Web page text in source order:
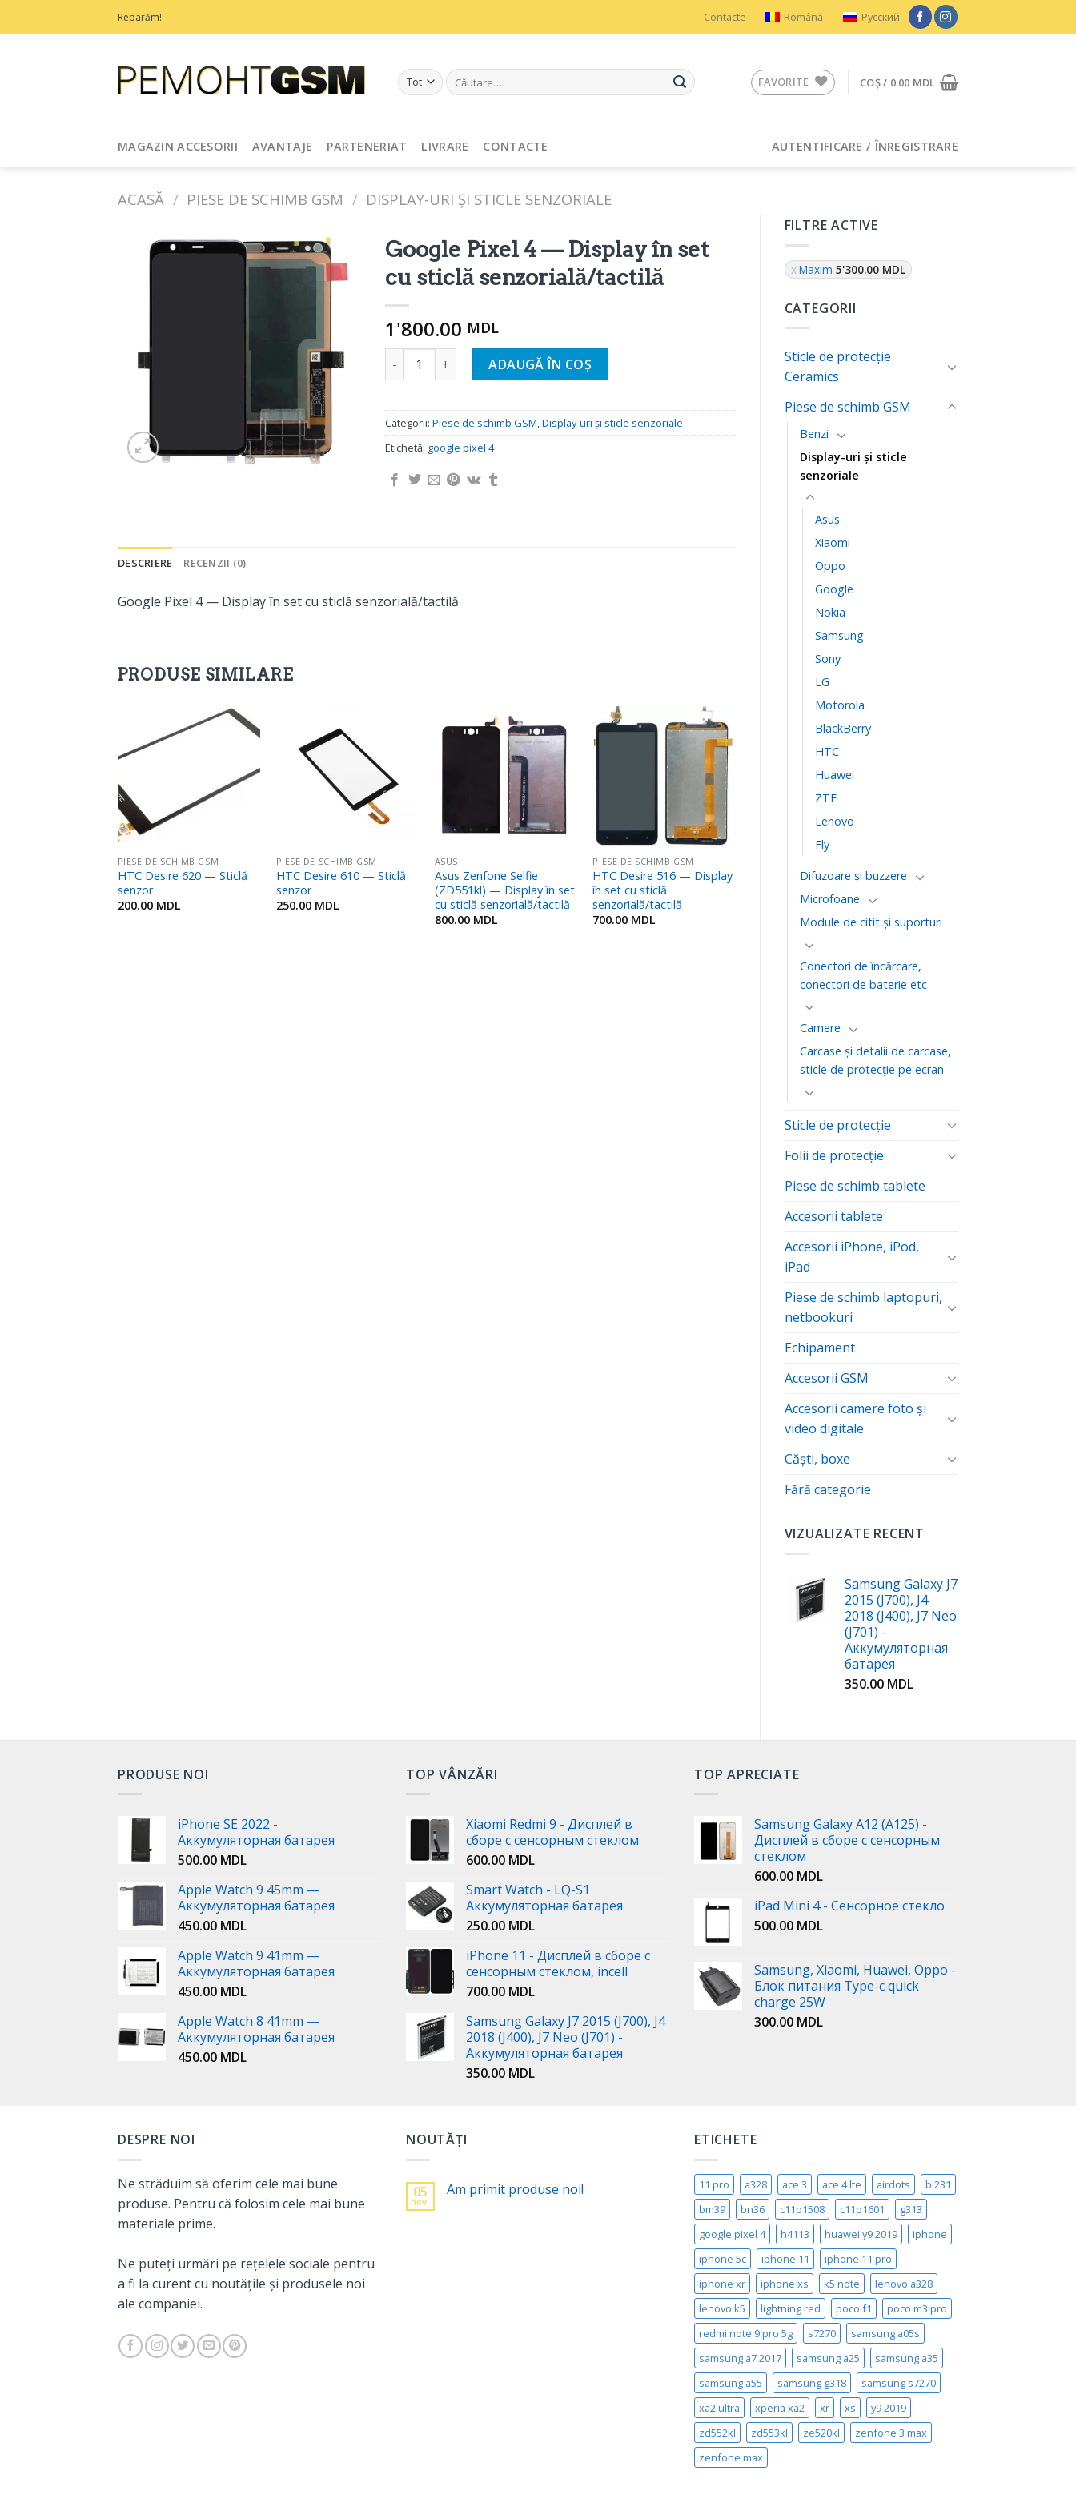
la
Reparăm! Contacte Română Русский
Caută
după:
FAVORITE COȘ / 0.00 MDL
MAGAZIN ACCESORII AVANTAJE PARTENERIAT LIVRARE CONTACTE AUTENTIFICARE / ÎNREGISTRARE
ACASĂ / PIESE DE SCHIMB GSM / DISPLAY-URI ȘI STICLE SENZORIALE
FILTRE ACTIVE
Maxim 5'300.00 MDL
CATEGORII
Sticle de protecție
Ceramics
Piese de schimb GSM
Benzi
Display-uri și sticle
senzoriale
Asus
Xiaomi
Oppo
Google
Nokia
Samsung
Sony
LG
Motorola
BlackBerry
HTC
Huawei
ZTE
Lenovo
Fly
Difuzoare și buzzere
Microfoane
Module de citit și suporturi
Conectori de încărcare,
conectori de baterie etc
Camere
Carcase şi detalii de carcase,
sticle de protecţie pe ecran
Sticle de protecție
Folii de protecţie
Piese de schimb tablete
Accesorii tablete
Accesorii iPhone, iPod,
iPad
Piese de schimb laptopuri,
netbookuri
Echipament
Accesorii GSM
Accesorii camere foto şi
video digitale
Căști, boxe
Fără categorie
VIZUALIZATE RECENT
Samsung Galaxy J7
2015 (J700), J4
2018 (J400), J7 Neo
(J701) -
Аккумуляторная
батарея
350.00 MDL
Adaugă
în
Google Pixel 4 — Display în set
cu sticlă senzorială/tactilă
1'800.00 MDL
Cantitate Google Pixel 4 - Дисплей в сборе с сенсорным стеклом
ADAUGĂ ÎN COȘ
Categorii: Piese de schimb GSM,Display-uri și sticle senzoriale
Etichetă: google pixel 4
DESCRIERE RECENZII (0)
Google Pixel 4 — Display în set cu sticlă senzorială/tactilă
PRODUSE SIMILARE
Favorite
PIESE DE SCHIMB GSM
HTC Desire 620 — Sticlă
senzor
200.00 MDL
Favorite
PIESE DE SCHIMB GSM
HTC Desire 610 — Sticlă
senzor
250.00 MDL
Adaugă
Favorite
ASUS
Asus Zenfone Selfie
(ZD551kl) — Display în set
cu sticlă senzorială/tactilă
800.00 MDL
Adaugă
în
Favorite
PIESE DE SCHIMB GSM
HTC Desire 516 — Display
în set cu sticlă
senzorială/tactilă
700.00 MDL
PRODUSE NOI
iPhone SE 2022 -
Аккумуляторная батарея
500.00 MDL
Apple Watch 9 45mm —
Аккумуляторная батарея
450.00 MDL
Apple Watch 9 41mm —
Аккумуляторная батарея
450.00 MDL
Apple Watch 8 41mm —
Аккумуляторная батарея
450.00 MDL
TOP VÂNZĂRI
Xiaomi Redmi 9 - Дисплей в
сборе с сенсорным стеклом
600.00 MDL
Smart Watch - LQ-S1
Аккумуляторная батарея
250.00 MDL
iPhone 11 - Дисплей в сборе с
сенсорным стеклом, incell
700.00 MDL
Samsung Galaxy J7 2015 (J700), J4
2018 (J400), J7 Neo (J701) -
Аккумуляторная батарея
350.00 MDL
TOP APRECIATE
Samsung Galaxy A12 (A125) -
Дисплей в сборе с сенсорным
стеклом
600.00 MDL
iPad Mini 4 - Сенсорное стекло
500.00 MDL
Samsung, Xiaomi, Huawei, Oppo -
Блок питания Type-c quick
charge 25W
300.00 MDL
DESPRE NOI
Ne străduim să oferim cele mai bune
produse. Pentru că folosim cele mai bune
materiale prime.
Ne puteți urmări pe rețelele sociale pentru
a fi la curent cu noutățile și produsele noi
ale companiei.
NOUTĂȚI
05
nov.
Am primit produse noi!
ETICHETE
11 pro a328 ace 3 ace 4 lte airdots
bl231
bm39
bn36 c11p1508 c11p1601
g313
google pixel 4
h4113 huawei y9 2019
iphone
iphone 5c
iphone 11
iphone 11 pro
iphone xr
iphone xs k5 note
lenovo a328
lenovo k5
lightning red poco f1
poco m3 pro
redmi note 9 pro 5g
s7270
samsung a05s
samsung a7 2017
samsung a25
samsung a35
samsung a55
samsung g318
samsung s7270
xa2 ultra
xperia xa2 xr xs
y9 2019
zd552kl
zd553kl ze520kl
zenfone 3 max
zenfone max